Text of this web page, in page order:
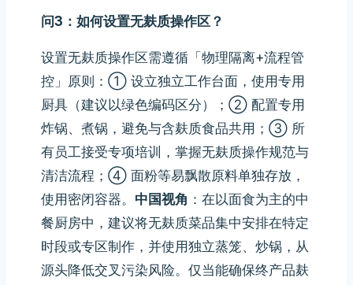
问3：如何设置无麸质操作区？
设置无麸质操作区需遵循「物理隔离+流程管
控」原则：① 设立独立工作台面，使用专用
厨具（建议以绿色编码区分）；② 配置专用
炸锅、煮锅，避免与含麸质食品共用；③ 所
有员工接受专项培训，掌握无麸质操作规范与
清洁流程；④ 面粉等易飘散原料单独存放，
使用密闭容器。 中国视角 ：在以面食为主的中
餐厨房中，建议将无麸质菜品集中安排在特定
时段或专区制作，并使用独立蒸笼、炒锅，从
源头降低交叉污染风险。仅当能确保终产品麸